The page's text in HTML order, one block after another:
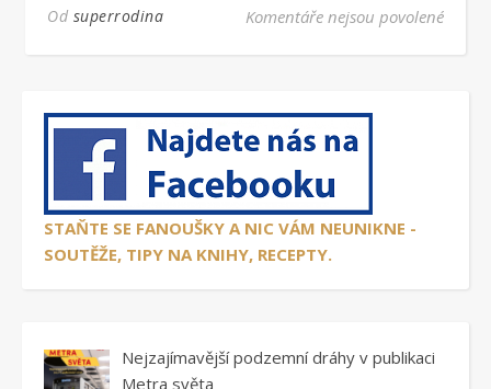
Od superrodina Komentáře nejsou povolenéu
STAŇTE SE FANOUŠKY A NIC VÁM NEUNIKNE -
SOUTĚŽE, TIPY NA KNIHY, RECEPTY.
Nejzajímavější podzemní dráhy v publikaci
Metra světa